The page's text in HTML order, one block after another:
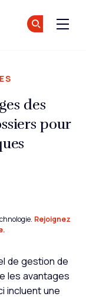
des
pour
Rejoignez
de gestion de
les avantages
incluent une